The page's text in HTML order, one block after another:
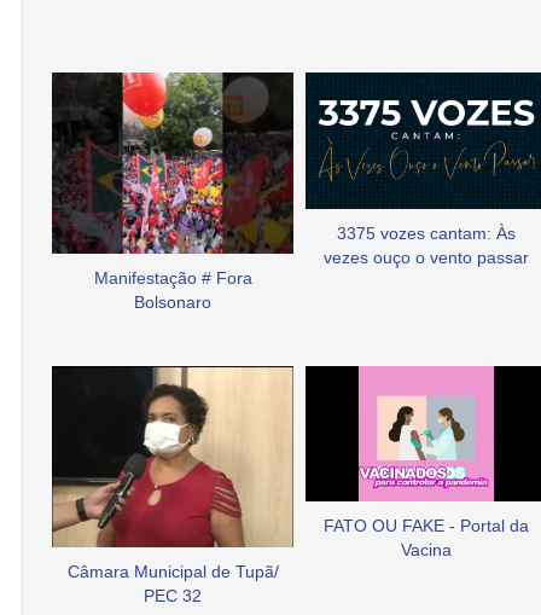
Manifestação # Fora
Bolsonaro
3375 vozes cantam: Às
vezes ouço o vento passar
Câmara Municipal de Tupã/
PEC 32
FATO OU FAKE - Portal da
Vacina